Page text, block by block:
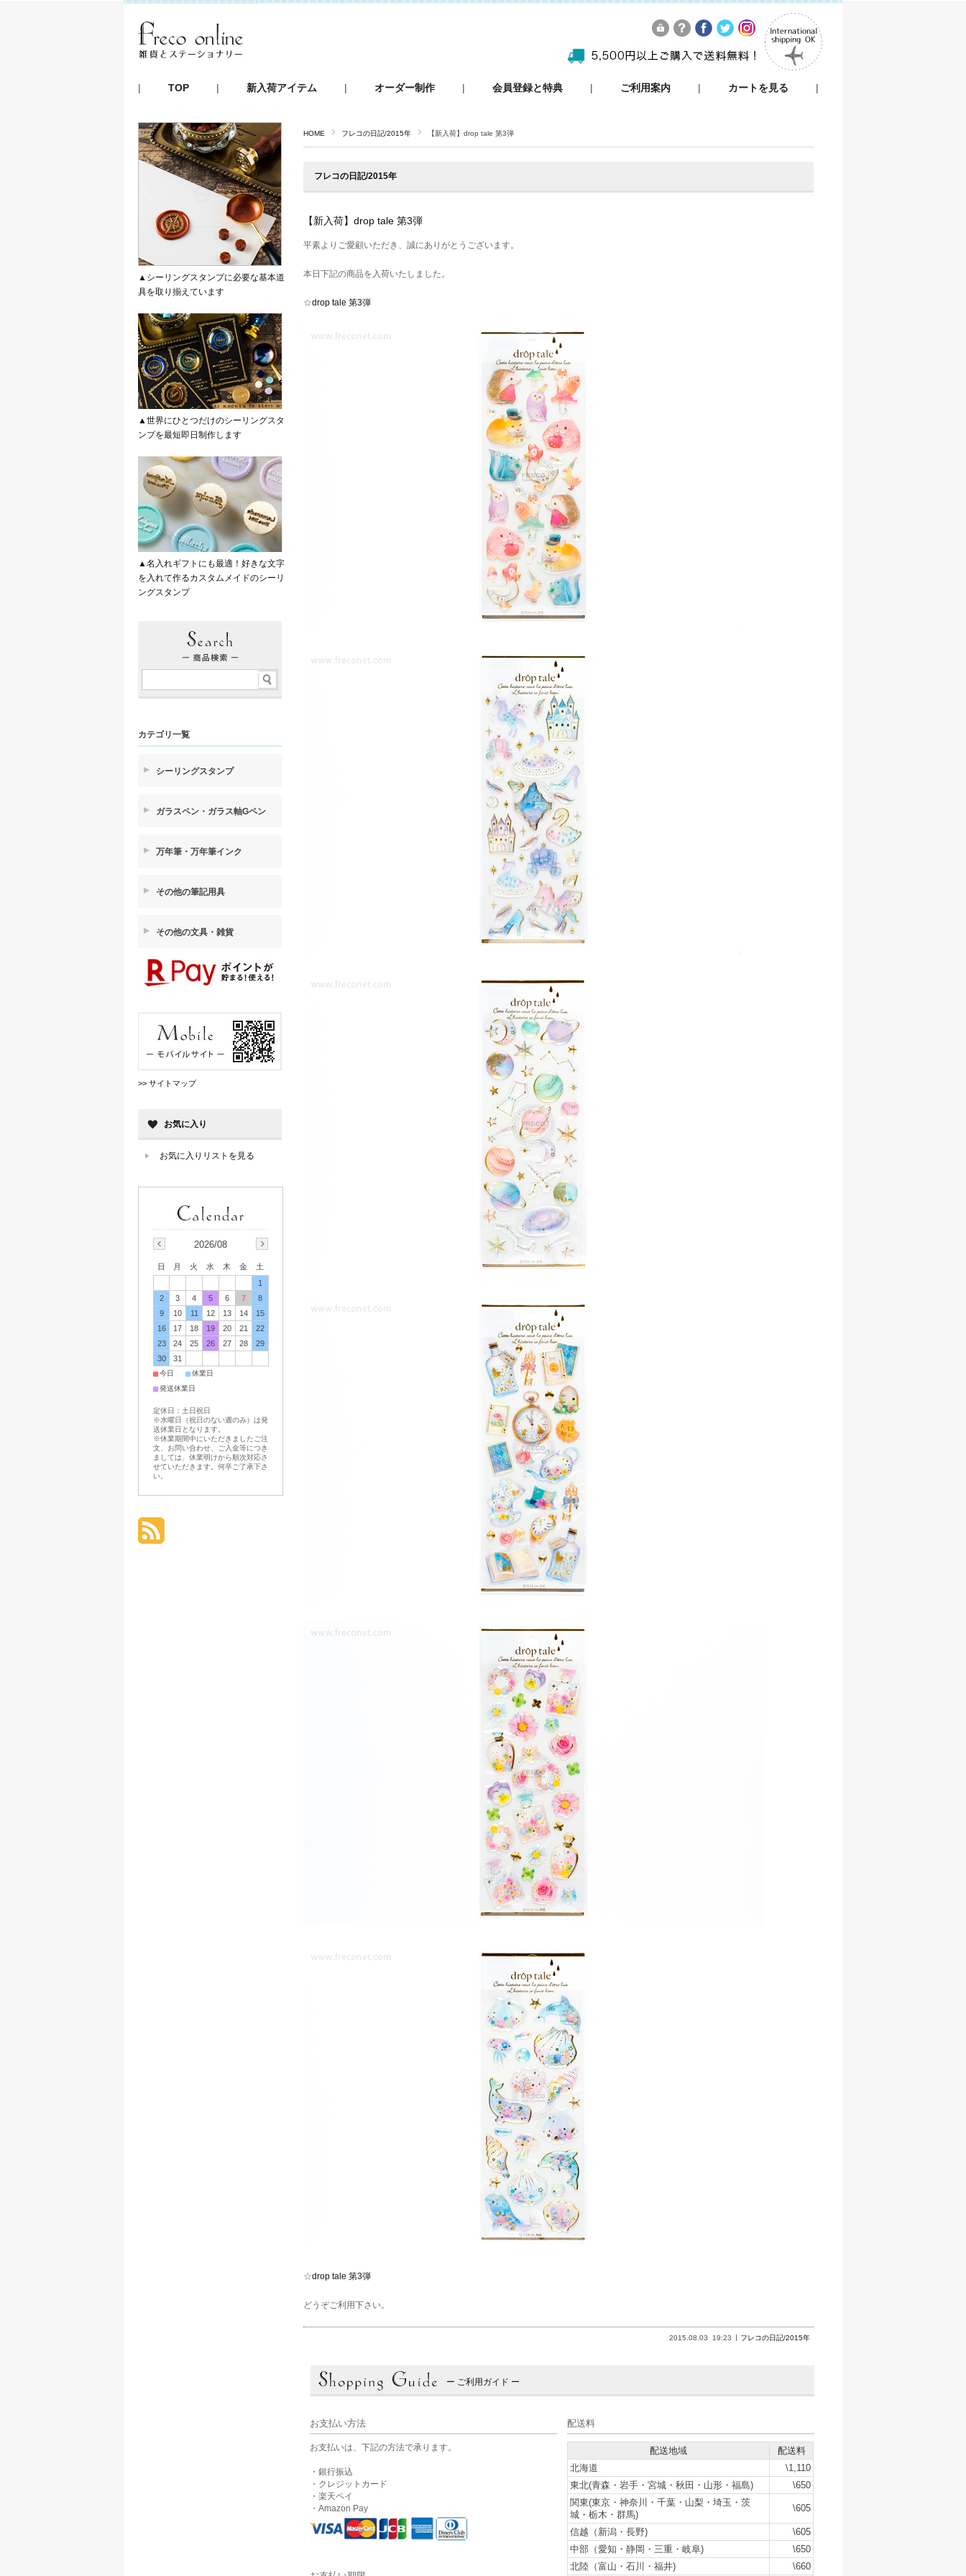
TOP 新入荷アイテム オーダー制作 会員登録と特典 ご利用案内 カートを見る
HOME フレコの日記/2015年 【新入荷】drop tale 第3弾
フレコの日記/2015年
【新入荷】drop tale 第3弾
平素よりご愛顧いただき、誠にありがとうございます。
本日下記の商品を入荷いたしました。
☆drop tale 第3弾
☆drop tale 第3弾
どうぞご利用下さい。
2015.08.03 19:23 フレコの日記/2015年
ー ご利用ガイド ー
お支払い方法
お支払いは、下記の方法で承ります。
・銀行振込
・クレジットカード
・楽天ペイ
・Amazon Pay
配送料
配送地域
配送料
北海道
\1,110
東北(青森・岩手・宮城・秋田・山形・福島)
\650
関東(東京・神奈川・千葉・山梨・埼玉・茨
城・栃木・群馬)
\605
信越（新潟・長野)
\605
中部（愛知・静岡・三重・岐阜)
\650
北陸（富山・石川・福井)
\660
▲シーリングスタンプに必要な基本道
具を取り揃えています
▲世界にひとつだけのシーリングスタ
ンプを最短即日制作します
▲名入れギフトにも最適！好きな文字
を入れて作るカスタムメイドのシーリ
ングスタンプ
カテゴリ一覧
シーリングスタンプ
ガラスペン・ガラス軸Gペン
万年筆・万年筆インク
その他の筆記用具
その他の文具・雑貨
>> サイトマップ
お気に入り
お気に入りリストを見る
2026/08
日 月 火 水 木 金
土
1
2
3 4 5 6 7
8
9
10 11 12 13 14
15
16
17 18 19 20 21
22
23
24 25 26 27 28
29
30
31
■今日 ■休業日
■発送休業日
定休日：土日祝日
※水曜日（祝日のない週のみ）は発
送休業日となります。
※休業期間中にいただきましたご注
文、お問い合わせ、ご入金等につき
ましては、休業明けから順次対応さ
せていただきます。何卒ご了承下さ
い。